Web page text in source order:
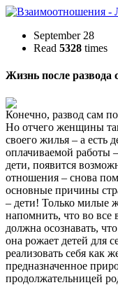
September 28
Read 5328 times
Жизнь после развода
Конечно, развод сам по
Но отчего женщины
своего жилья – а есть
оплачиваемой работы
дети, появится
отношения – снова
основные причины
– дети! Только милые
напомнить, что во
должна осознавать,
она рожает детей для
реализовать себя как
предназначенное
продолжательницей